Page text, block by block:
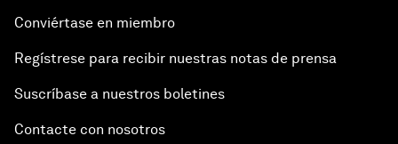
Conviértase en miembro
Regístrese para recibir nuestras notas de prensa
Suscríbase a nuestros boletines
Contacte con nosotros